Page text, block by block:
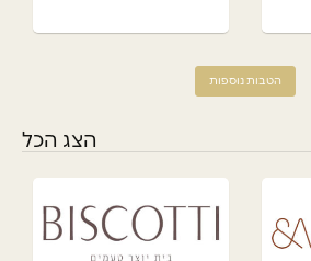
הטבות נוספות
הצג הכל